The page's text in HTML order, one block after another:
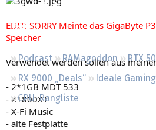
Leserartikel
Regeln
Podcast RAMageddon
RTX
RX 9000 „Deals“
Ideale
CPU-Rangliste
EDIT: SORRY Meinte das GigaByte
Speicher
Verwendet werden sollen aus
- 2*1GB MDT 533
- X1800XT
- X-Fi Music
- alte Festplatte